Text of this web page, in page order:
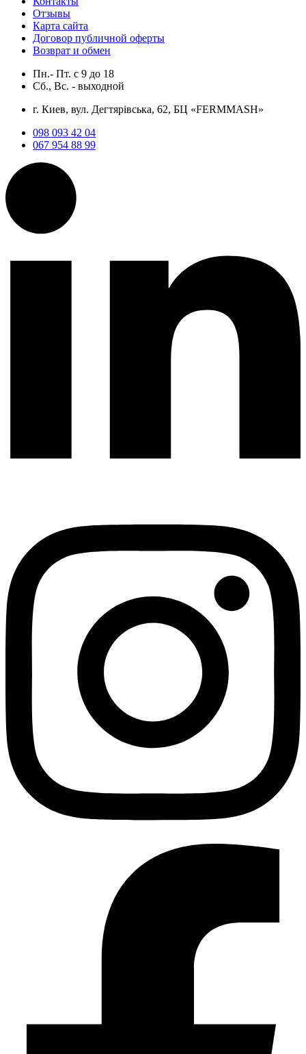
Отзывы
Карта сайта
Договор публичной оферты
Возврат и обмен
Пн.- Пт. с 9 до 18
Сб., Вс. - выходной
г. Киев, вул. Дегтярівська, 62, БЦ «FERMMASH»
098 093 42 04
067 954 88 99